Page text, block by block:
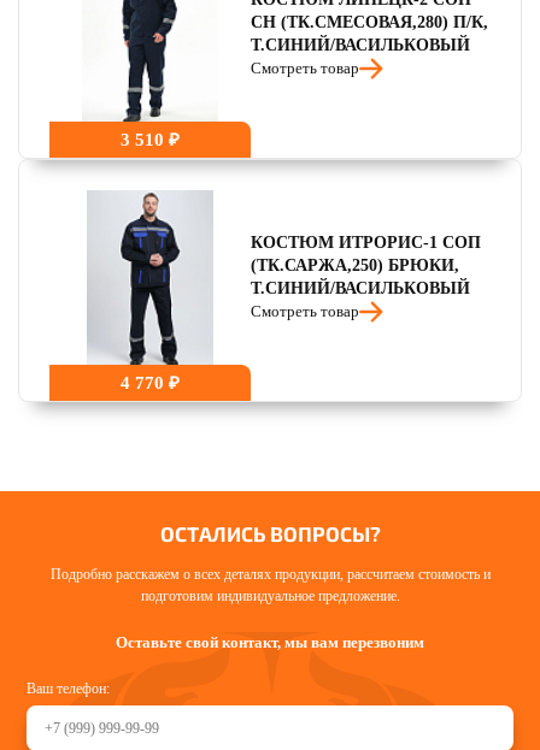
3 510 ₽
CH (ТК.СМЕСОВАЯ,280) П/К,
Т.СИНИЙ/ВАСИЛЬКОВЫЙ
Смотреть товар
4 770 ₽
КОСТЮМ ИТРОРИС-1 СОП
(ТК.САРЖА,250) БРЮКИ,
Т.СИНИЙ/ВАСИЛЬКОВЫЙ
Смотреть товар
ОСТАЛИСЬ ВОПРОСЫ?
Подробно расскажем о всех деталях продукции, рассчитаем стоимость и
подготовим индивидуальное предложение.
Оставьте свой контакт, мы вам перезвоним
Ваш телефон: